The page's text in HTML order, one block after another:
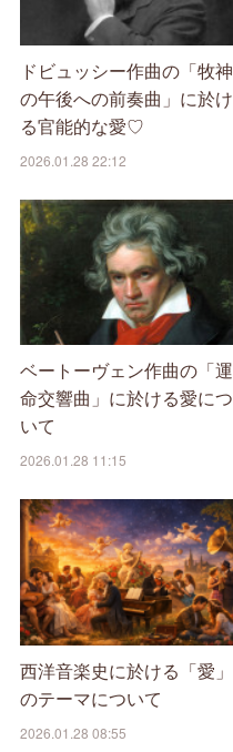
ドビュッシー作曲の「牧神
の午後への前奏曲」に於け
る官能的な愛♡
2026.01.28 22:12
ベートーヴェン作曲の「運
命交響曲」に於ける愛につ
いて
2026.01.28 11:15
西洋音楽史に於ける「愛」
のテーマについて
2026.01.28 08:55